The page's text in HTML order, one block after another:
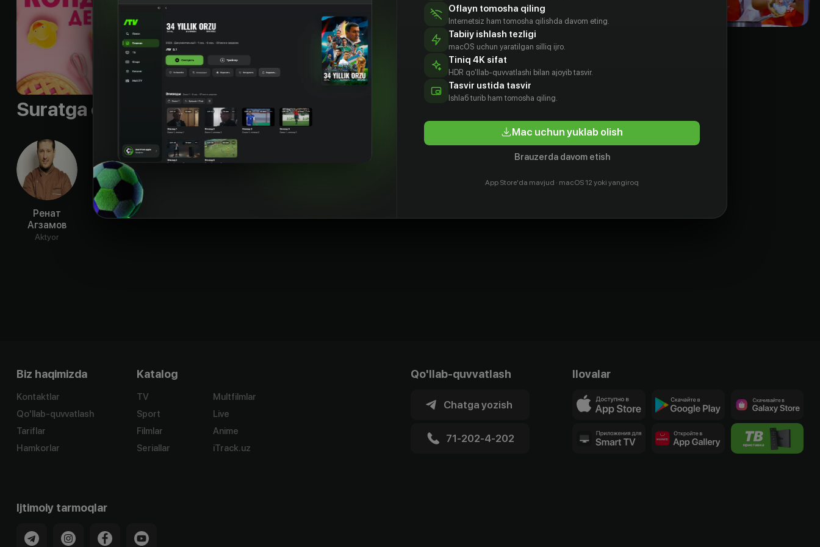
Suratga olish guruhi
Ренат
Агзамов
Aktyor
Biz haqimizda
Kontaktlar
Qo'llab-quvvatlash
Tariflar
Hamkorlar
Katalog
TV
Sport
Filmlar
Seriallar
Multfilmlar
Live
Anime
iTrack.uz
Qo'llab-quvvatlash
Chatga yozish
71-202-4-202
Ilovalar
Ijtimoiy tarmoqlar
Oflayn tomosha qiling
Internetsiz ham tomosha qilishda davom eting.
Tabiiy ishlash tezligi
macOS uchun yaratilgan silliq ijro.
Tiniq 4K sifat
HDR qo'llab-quvvatlashi bilan ajoyib tasvir.
Tasvir ustida tasvir
Ishlаб turib ham tomosha qiling.
Mac uchun yuklab olish
Brauzerda davom etish
App Store'da mavjud · macOS 12 yoki yangiroq